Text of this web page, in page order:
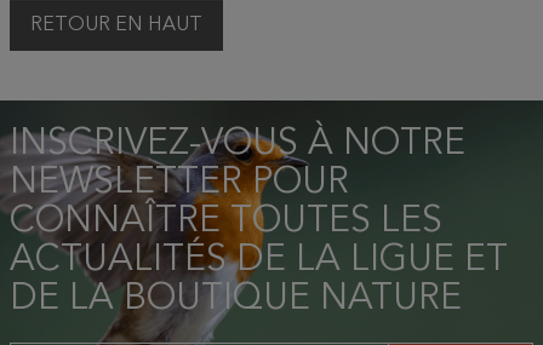
RETOUR EN HAUT
INSCRIVEZ-VOUS À NOTRE
NEWSLETTER POUR
CONNAÎTRE TOUTES LES
ACTUALITÉS DE LA LIGUE ET
DE LA BOUTIQUE NATURE